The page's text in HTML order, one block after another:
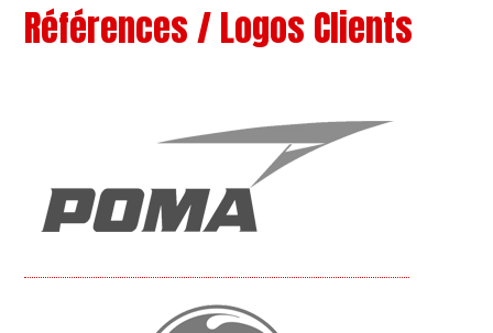
Références / Logos Clients